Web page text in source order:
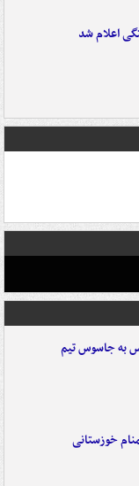
اعلام شد
به جاسوس تیم
خوزستانی